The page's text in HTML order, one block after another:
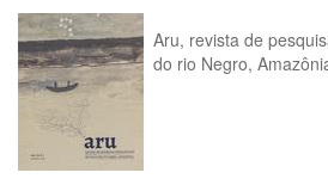
Aru, revista de
do rio Negro,